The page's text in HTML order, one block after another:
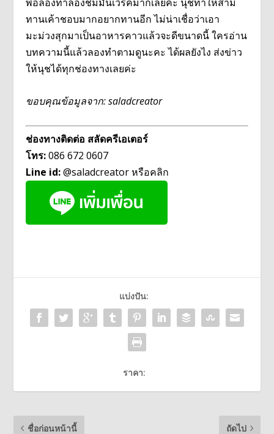
ทานเค้าชอบมากอยากทานอีก ไม่น่าเชื่อว่าเอา
มะม่วงสุกมาเป็นอาหารคาวแล้วจะดีขนาดนี้ ใครอ่าน
บทความนี้แล้วลองทำตามดูนะคะ ได้ผลยังไง ส่งข่าว
ให้นุชได้ทุกช่องทางเลยค่ะ
ขอบคุณข้อมูลจาก: saladcreator
ช่องทางติดต่อ สลัดครีเอเตอร์
โทร:086 672 0607
Line id:@saladcreator หรือคลิก
แบ่งปัน:
ราคา:
ชื่อก่อนหน้านี้ ถัดไป